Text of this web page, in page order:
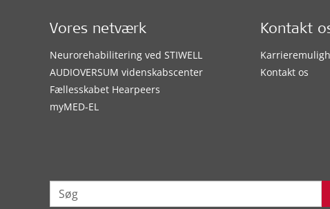
Vores netværk
Neurorehabilitering ved STIWELL
AUDIOVERSUM videnskabscenter
Fællesskabet Hearpeers
myMED‑EL
Kontakt
Kontakt os